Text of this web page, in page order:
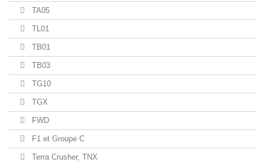
TA05
TL01
TB01
TB03
TG10
TGX
FWD
F1 et Groupe C
Terra Crusher, TNX